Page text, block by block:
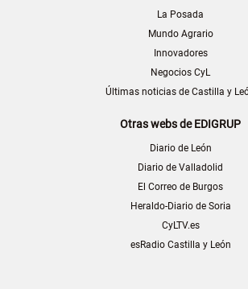
La Posada
Mundo Agrario
Innovadores
Negocios CyL
Últimas noticias de Castilla y
Otras webs de EDIGRUP
Diario de León
Diario de Valladolid
El Correo de Burgos
Heraldo-Diario de Soria
CyLTV.es
esRadio Castilla y León